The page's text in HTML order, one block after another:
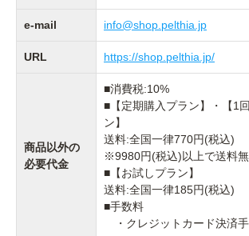
e-mail info@shop.pelthia.jp
URL https://shop.pelthia.jp/
商品以外の
必要代金
■消費税:10%
■【定期購入プラン】・【1
ン】
送料:全国一律770円(税込)
※9980円(税込)以上で送料
■【お試しプラン】
送料:全国一律185円(税込)
■手数料
・クレジットカード決済